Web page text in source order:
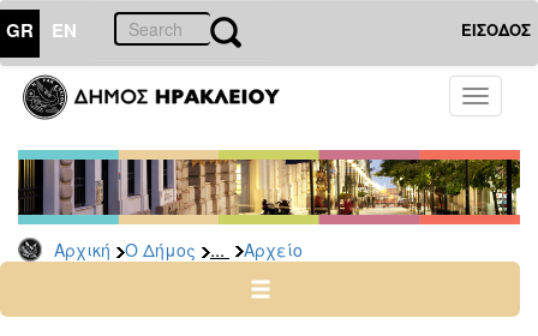
GR EN ΕΙΣΟΔΟΣ
Toggle
Αρχική Ο Δήμος ... Αρχείο
ΔΗΜΟΣ
Διακηρύξεις
-
Δημοπρασίες
Αρχείο
2025